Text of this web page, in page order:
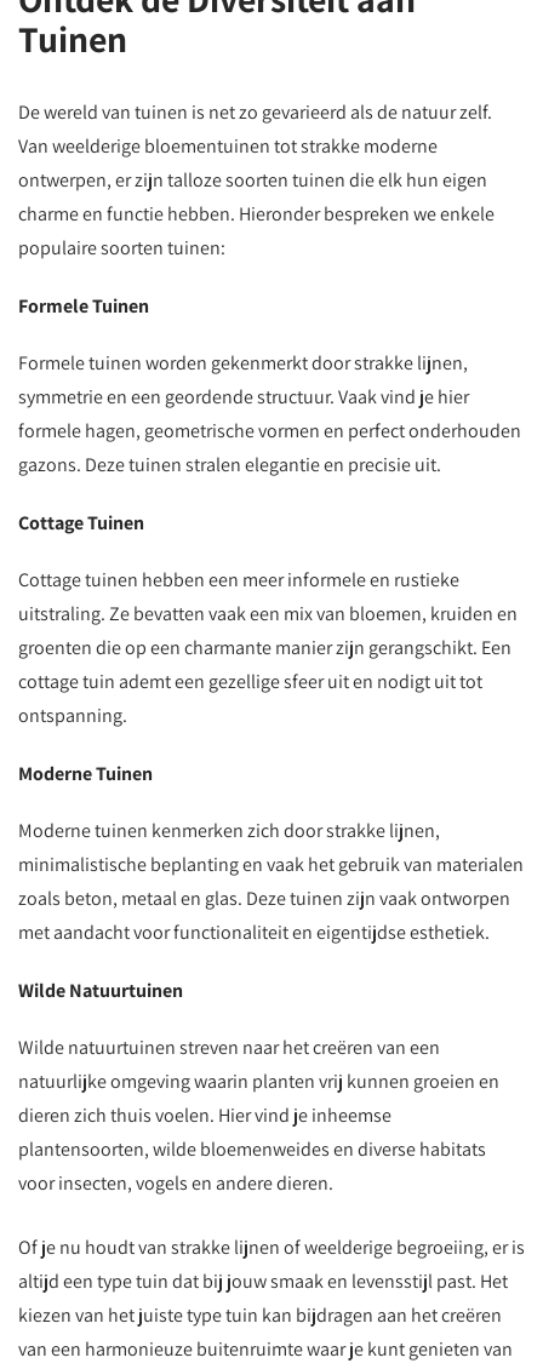
Tuinen
De wereld van tuinen is net zo gevarieerd als de natuur zelf.
Van weelderige bloementuinen tot strakke moderne
ontwerpen, er zijn talloze soorten tuinen die elk hun eigen
charme en functie hebben. Hieronder bespreken we enkele
populaire soorten tuinen:
Formele Tuinen
Formele tuinen worden gekenmerkt door strakke lijnen,
symmetrie en een geordende structuur. Vaak vind je hier
formele hagen, geometrische vormen en perfect onderhouden
gazons. Deze tuinen stralen elegantie en precisie uit.
Cottage Tuinen
Cottage tuinen hebben een meer informele en rustieke
uitstraling. Ze bevatten vaak een mix van bloemen, kruiden en
groenten die op een charmante manier zijn gerangschikt. Een
cottage tuin ademt een gezellige sfeer uit en nodigt uit tot
ontspanning.
Moderne Tuinen
Moderne tuinen kenmerken zich door strakke lijnen,
minimalistische beplanting en vaak het gebruik van materialen
zoals beton, metaal en glas. Deze tuinen zijn vaak ontworpen
met aandacht voor functionaliteit en eigentijdse esthetiek.
Wilde Natuurtuinen
Wilde natuurtuinen streven naar het creëren van een
natuurlijke omgeving waarin planten vrij kunnen groeien en
dieren zich thuis voelen. Hier vind je inheemse
plantensoorten, wilde bloemenweides en diverse habitats
voor insecten, vogels en andere dieren.
Of je nu houdt van strakke lijnen of weelderige begroeiing, er is
altijd een type tuin dat bij jouw smaak en levensstijl past. Het
kiezen van het juiste type tuin kan bijdragen aan het creëren
van een harmonieuze buitenruimte waar je kunt genieten van